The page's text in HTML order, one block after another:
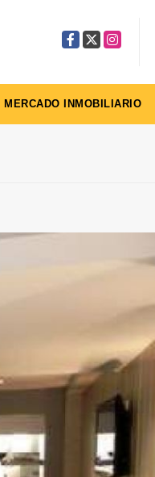
Facebook
X Instagram
MERCADO INMOBILIARIO